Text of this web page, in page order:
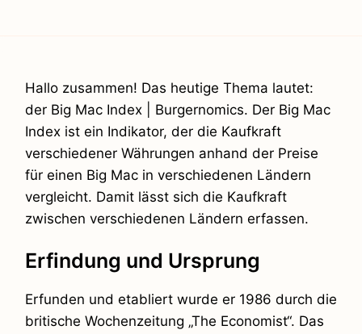
Hallo zusammen! Das heutige Thema lautet:
der Big Mac Index | Burgernomics. Der Big Mac
Index ist ein Indikator, der die Kaufkraft
verschiedener Währungen anhand der Preise
für einen Big Mac in verschiedenen Ländern
vergleicht. Damit lässt sich die Kaufkraft
zwischen verschiedenen Ländern erfassen.
Erfindung und Ursprung
Erfunden und etabliert wurde er 1986 durch die
britische Wochenzeitung „The Economist“. Das